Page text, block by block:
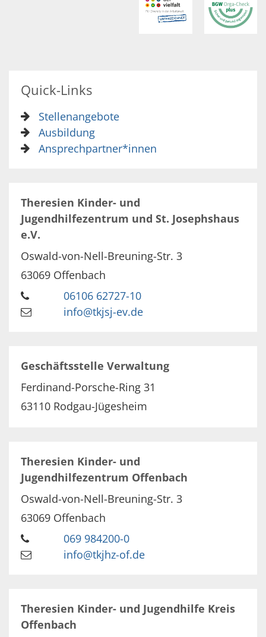
Quick-Links
Stellenangebote
Ausbildung
Ansprechpartner*innen
Theresien Kinder- und
Jugendhilfezentrum und St. Josephshaus
e.V.
Oswald-von-Nell-Breuning-Str. 3
63069 Offenbach
06106 62727-10
info@tkjsj-ev.de
Geschäftsstelle Verwaltung
Ferdinand-Porsche-Ring 31
63110 Rodgau-Jügesheim
Theresien Kinder- und
Jugendhilfezentrum Offenbach
Oswald-von-Nell-Breuning-Str. 3
63069 Offenbach
069 984200-0
info@tkjhz-of.de
Theresien Kinder- und Jugendhilfe Kreis
Offenbach